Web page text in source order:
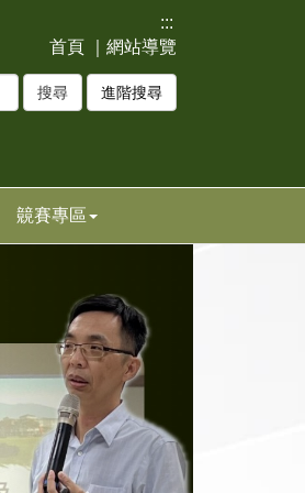
:::
首頁
網站導覽
進階搜尋
竸賽專區
一
張